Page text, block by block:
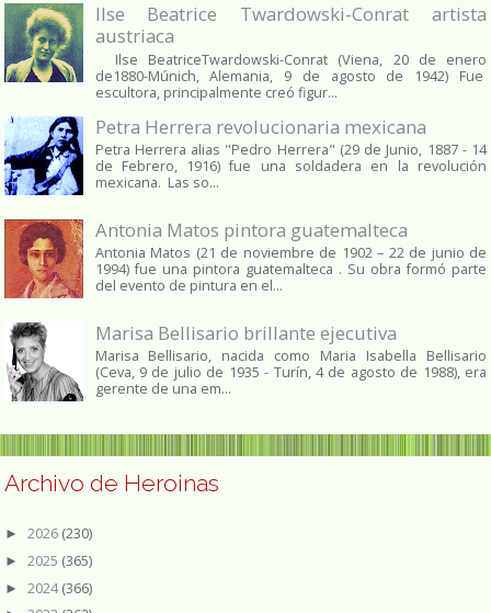
Ilse Beatrice Twardowski-Conrat artista
austriaca
Ilse BeatriceTwardowski-Conrat (Viena, 20 de enero
de1880-Múnich, Alemania, 9 de agosto de 1942) Fue
escultora, principalmente creó figur...
Petra Herrera revolucionaria mexicana
Petra Herrera alias "Pedro Herrera" (29 de Junio, 1887 - 14
de Febrero, 1916) fue una soldadera en la revolución
mexicana. Las so...
Antonia Matos pintora guatemalteca
Antonia Matos (21 de noviembre de 1902 – 22 de junio de
1994) fue una pintora guatemalteca . Su obra formó parte
del evento de pintura en el...
Marisa Bellisario brillante ejecutiva
Marisa Bellisario, nacida como Maria Isabella Bellisario
(Ceva, 9 de julio de 1935 - Turín, 4 de agosto de 1988), era
gerente de una em...
Archivo de Heroinas
► 2026 (230)
► 2025 (365)
► 2024(366)